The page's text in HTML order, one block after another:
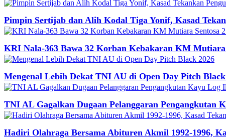
Pimpin Sertijab dan Alih Kodal Tiga Yonif, Kasad
KRI Nala-363 Bawa 32 Korban Kebakaran KM
Mengenal Lebih Dekat TNI AU di Open Day Pitch Black
TNI AL Gagalkan Dugaan Pelanggaran Pengangkutan
Hadiri Olahraga Bersama Abituren Akmil 1992-1996,